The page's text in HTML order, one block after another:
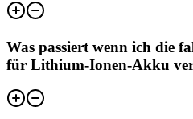
Was passiert wenn ich die
für Lithium-Ionen-Akku